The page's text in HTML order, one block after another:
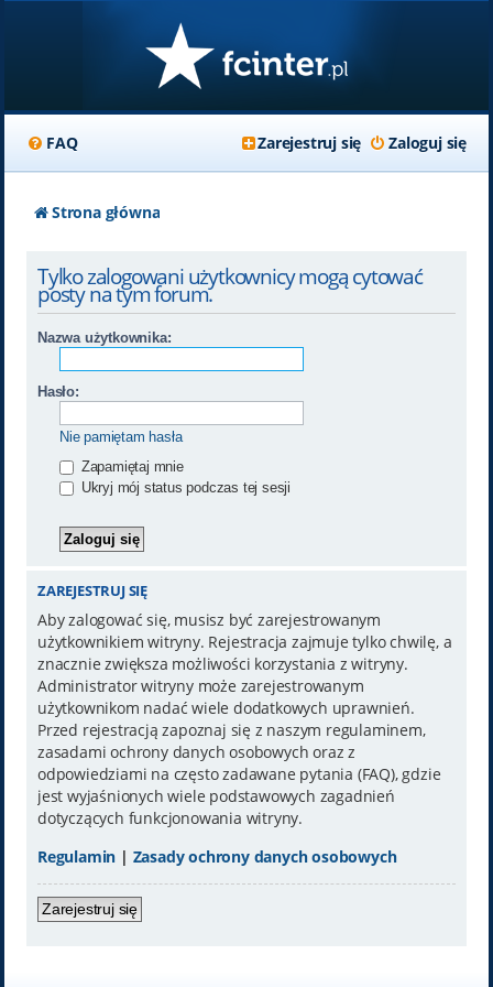
FAQ Zaloguj się
Zarejestruj się
Strona główna
Tylko zalogowani użytkownicy mogą cytować
posty na tym forum.
Nazwa użytkownika:
Hasło:
Nie pamiętam hasła
Zapamiętaj mnie
Ukryj mój status podczas tej sesji
ZAREJESTRUJ SIĘ
Aby zalogować się, musisz być zarejestrowanym
użytkownikiem witryny. Rejestracja zajmuje tylko chwilę, a
znacznie zwiększa możliwości korzystania z witryny.
Administrator witryny może zarejestrowanym
użytkownikom nadać wiele dodatkowych uprawnień.
Przed rejestracją zapoznaj się z naszym regulaminem,
zasadami ochrony danych osobowych oraz z
odpowiedziami na często zadawane pytania (FAQ), gdzie
jest wyjaśnionych wiele podstawowych zagadnień
dotyczących funkcjonowania witryny.
Regulamin | Zasady ochrony danych osobowych
Zarejestruj się